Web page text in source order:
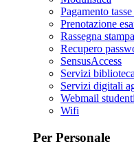
Pagamento
Prenotazione
Rassegna stampa
Recupero
SensusAccess
Servizi
Servizi digitali
Webmail
Wifi
Per Personale